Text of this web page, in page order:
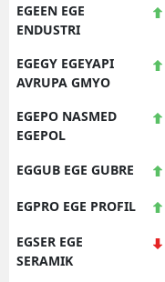
EGEEN EGE
ENDUSTRI
EGEGY EGEYAPI
AVRUPA GMYO
EGEPO NASMED
EGEPOL
EGGUB EGE GUBRE
EGPRO EGE PROFIL
EGSER EGE
SERAMIK